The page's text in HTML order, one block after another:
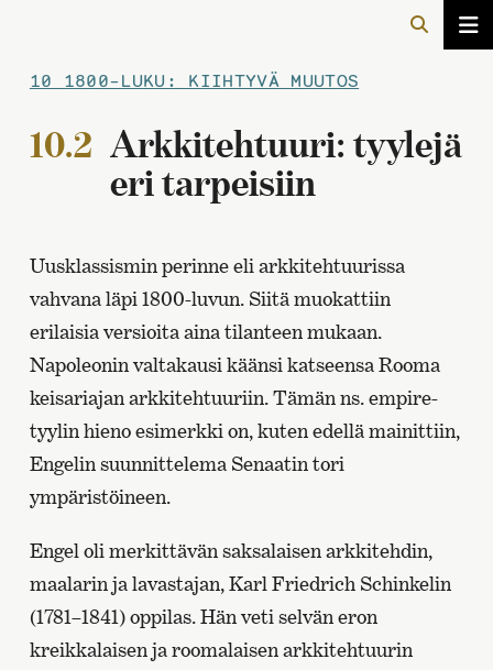
10 1800-LUKU: KIIHTYVÄ MUUTOS
10.2 Arkkitehtuuri: tyylejä
eri tarpeisiin
Uusklassismin perinne eli arkkitehtuurissa
vahvana läpi 1800-luvun. Siitä muokattiin
erilaisia versioita aina tilanteen mukaan.
Napoleonin valtakausi käänsi katseensa Rooma
keisariajan arkkitehtuuriin. Tämän ns. empire-
tyylin hieno esimerkki on, kuten edellä mainittiin,
Engelin suunnittelema Senaatin tori
ympäristöineen.
Engel oli merkittävän saksalaisen arkkitehdin,
maalarin ja lavastajan, Karl Friedrich Schinkelin
(1781–1841) oppilas. Hän veti selvän eron
kreikkalaisen ja roomalaisen arkkitehtuurin